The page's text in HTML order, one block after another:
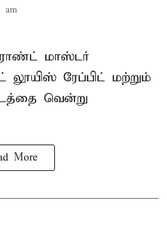
am
மாஸ்டர்
லூயிஸ் ரேப்பிட் மற்றும்
வென்று
More